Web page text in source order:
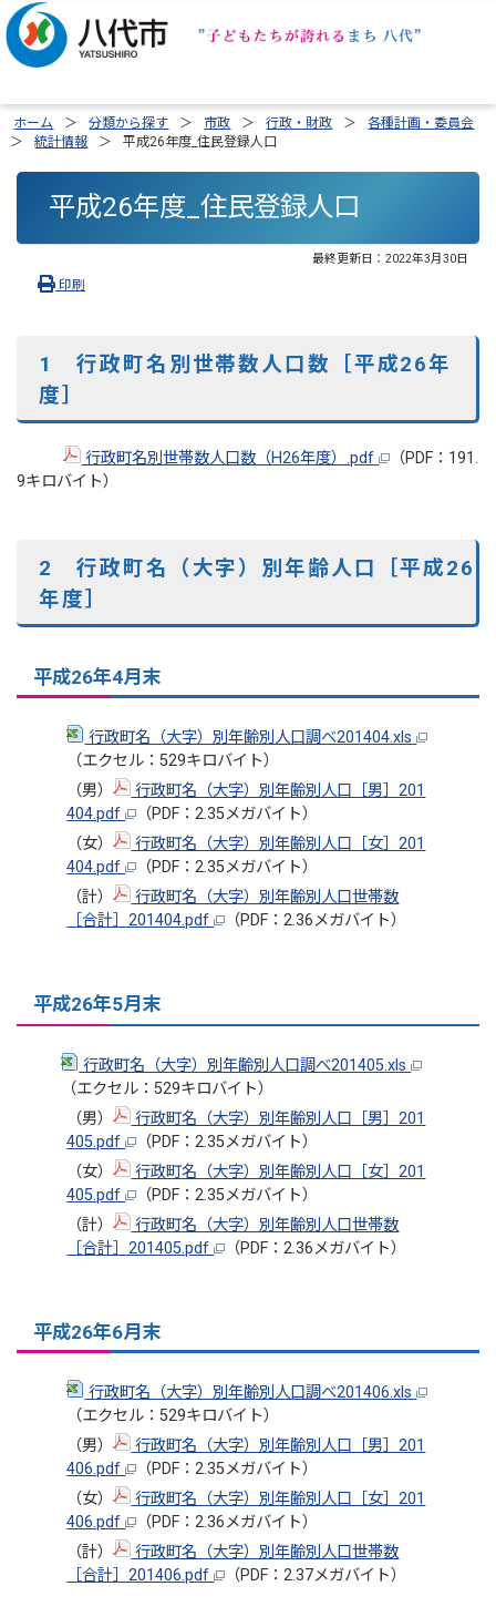
ホーム 分類から探す 市政 行政・財政
各種計画・委員会
統計情報
平成26年度_住民登録人口
平成26年度_住民登録人口
最終更新日： 2022年3月30日
印刷
1 行政町名別世帯数人口数［平成26年
度］
行政町名別世帯数人口数（H26年度）.pdf
（PDF：191.
9キロバイト）
2 行政町名（大字）別年齢人口［平成26
年度］
平成26年4月末
行政町名（大字）別年齢別人口調べ201404.xls
（エクセル：529キロバイト）
（男）
行政町名（大字）別年齢別人口［男］201
404.pdf
（PDF：2.35メガバイト）
（女）
行政町名（大字）別年齢別人口［女］201
404.pdf
（PDF：2.35メガバイト）
（計）
行政町名（大字）別年齢別人口世帯数
［合計］201404.pdf
（PDF：2.36メガバイト）
平成26年5月末
行政町名（大字）別年齢別人口調べ201405.xls
（エクセル：529キロバイト）
（男）
行政町名（大字）別年齢別人口［男］201
405.pdf
（PDF：2.35メガバイト）
（女）
行政町名（大字）別年齢別人口［女］201
405.pdf
（PDF：2.35メガバイト）
（計）
行政町名（大字）別年齢別人口世帯数
［合計］201405.pdf
（PDF：2.36メガバイト）
平成26年6月末
行政町名（大字）別年齢別人口調べ201406.xls
（エクセル：529キロバイト）
（男）
行政町名（大字）別年齢別人口［男］201
406.pdf
（PDF：2.35メガバイト）
（女）
行政町名（大字）別年齢別人口［女］201
406.pdf
（PDF：2.36メガバイト）
（計）
行政町名（大字）別年齢別人口世帯数
［合計］201406.pdf
（PDF：2.37メガバイト）